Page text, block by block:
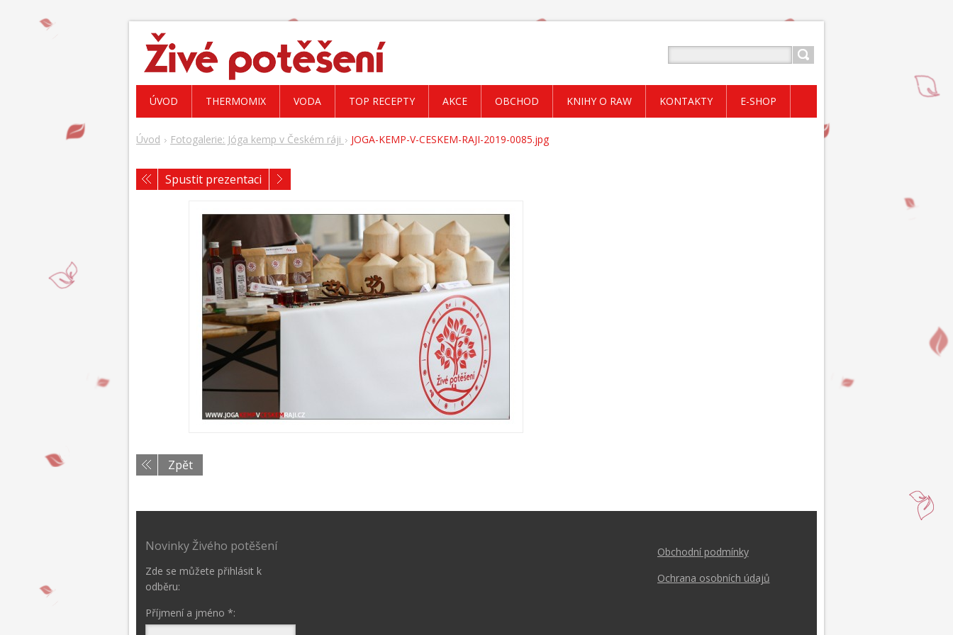
Úvod Fotogalerie: Jóga kemp v Českém ráji JOGA-KEMP-V-CESKEM-RAJI-2019-0085.jpg
Spustit prezentaci
Zpět
ÚVOD THERMOMIX VODA TOP RECEPTY AKCE OBCHOD KNIHY O RAW KONTAKTY E-SHOP
Novinky Živého potěšení
Zde se můžete přihlásit k
odběru:
Příjmení a jméno *:
Obchodní podmínky
Ochrana osobních údajů